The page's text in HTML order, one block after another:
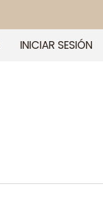
INICIAR SESIÓN